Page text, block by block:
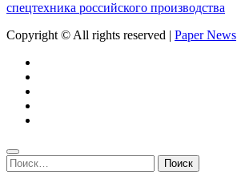
спецтехника российского производства
Copyright © All rights reserved | Paper News
Найти: